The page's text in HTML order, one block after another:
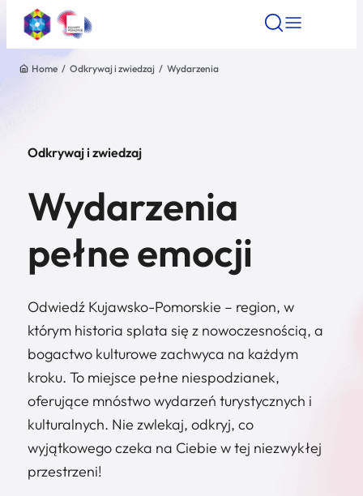
Kategoria
Home / Odkrywaj i zwiedzaj / Wydarzenia
Odkrywaj i zwiedzaj
Wydarzenia
pełne emocji
Odwiedź Kujawsko-Pomorskie – region, w
którym historia splata się z nowoczesnością, a
bogactwo kulturowe zachwyca na każdym
kroku. To miejsce pełne niespodzianek,
oferujące mnóstwo wydarzeń turystycznych i
kulturalnych. Nie zwlekaj, odkryj, co
wyjątkowego czeka na Ciebie w tej niezwykłej
przestrzeni!